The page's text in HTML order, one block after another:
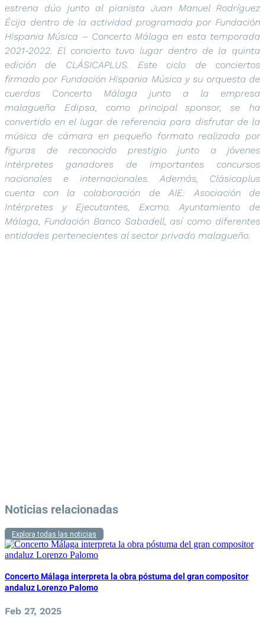
estrena dúo junto al pianista Juan Manuel Rodríguez
Écija dentro de la actividad programada por Fundación
Hispania Música – Concerto Málaga en esta temporada
2021-2022. El concierto tuvo lugar dentro de la quinta
edición de CLÁSICAPLUS. Este ciclo de conciertos
firmado por Fundación Hispania Música y su orquesta de
cuerdas Concerto Málaga junto a la empresa
malagueña Edipsa, como principal sponsor, se ha
convertido en el lugar de referencia para disfrutar de la
música de cámara en pequeño formato realizada por
figuras de reconocido prestigio junto a jóvenes
intérpretes ganadores de importantes concursos
nacionales e internacionales. Además, Clásicaplus
cuenta con la colaboración de AIE: Asociación de
Intérpretes y Ejecutantes, Excmo. Ayuntamiento de
Málaga, Fundación Banco Sabadell, así como diferentes
entidades pertenecientes al sector privado malagueño.
Noticias relacionadas
Explora todas las noticias
Concerto Málaga interpreta la obra póstuma del gran compositor
andaluz Lorenzo Palomo
Feb 27, 2025